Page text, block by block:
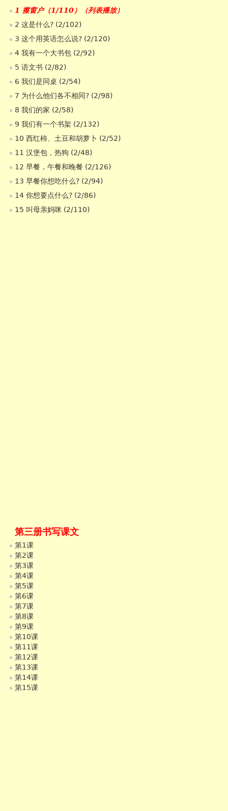
1 擦窗户（1/110）（列表播放）
2 这是什么? (2/102)
3 这个用英语怎么说? (2/120)
4 我有一个大书包 (2/92)
5 语文书 (2/82)
6 我们是同桌 (2/54)
7 为什么他们各不相同? (2/98)
8 我们的家 (2/58)
9 我们有一个书架 (2/132)
10 西红柿、土豆和胡萝卜 (2/52)
11 汉堡包，热狗 (2/48)
12 早餐，午餐和晚餐 (2/126)
13 早餐你想吃什么? (2/94)
14 你想要点什么? (2/86)
15 叫母亲妈咪 (2/110)
第三册书写课文
第1课
第2课
第3课
第4课
第5课
第6课
第7课
第8课
第9课
第10课
第11课
第12课
第13课
第14课
第15课